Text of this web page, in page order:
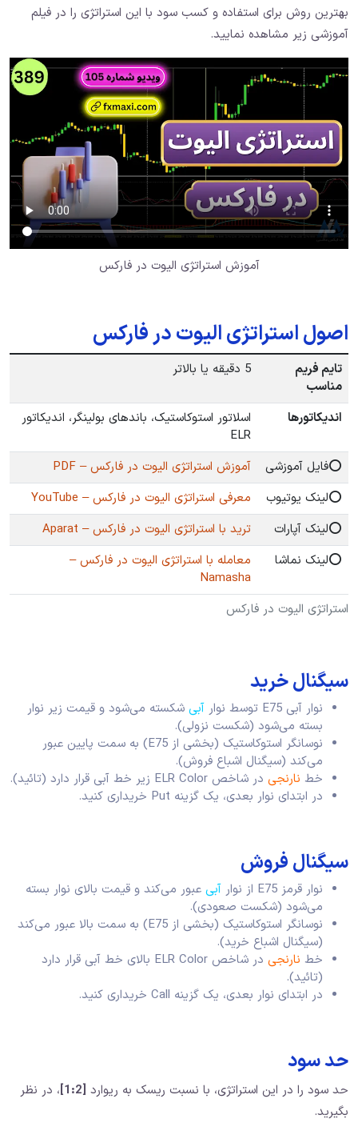
بهترین روش برای استفاده و کسب سود با این استراتژی را در فیلم
آموزشی زیر مشاهده نمایید.
آموزش استراتژی الیوت در فارکس
اصول استراتژی الیوت در فارکس
استراتژی الیوت در فارکس
تایم فریم
مناسب
5 دقیقه یا بالاتر
اندیکاتورها
اسلاتور استوکاستیک، باندهای بولینگر، اندیکاتور
ELR
⭕️فایل آموزشی
آموزش استراتژی الیوت در فارکس – PDF
⭕️لینک یوتیوب
معرفی استراتژی الیوت در فارکس – YouTube
⭕️لینک آپارات
ترید با استراتژی الیوت در فارکس – Aparat
⭕️لینک نماشا
معامله با استراتژی الیوت در فارکس –
Namasha
سیگنال خرید
نوار آبی E75 توسط نوار آبی شکسته می‌شود و قیمت زیر نوار
بسته می‌شود (شکست نزولی).
نوسانگر استوکاستیک (بخشی از E75) به سمت پایین عبور
می‌کند (سیگنال اشباع فروش).
خط نارنجی در شاخص ELR Color زیر خط آبی قرار دارد (تائید).
در ابتدای نوار بعدی، یک گزینه Put خریداری کنید.
سیگنال فروش
نوار قرمز E75 از نوار آبی عبور می‌کند و قیمت بالای نوار بسته
می‌شود (شکست صعودی).
نوسانگر استوکاستیک (بخشی از E75) به سمت بالا عبور می‌کند
(سیگنال اشباع خرید).
خط نارنجی
در شاخص ELR Color بالای خط آبی قرار دارد
(تائید).
در ابتدای نوار بعدی، یک گزینه Call خریداری کنید.
حد سود
حد سود را در این استراتژی، با نسبت ریسک به ریوارد [1:2]
، در نظر
بگیرید.